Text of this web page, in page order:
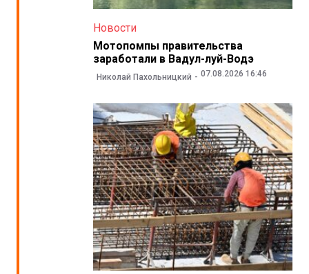
Новости
Мотопомпы правительства
заработали в Вадул-луй-Водэ
Николай Пахольницкий 07.08.2026 16:46